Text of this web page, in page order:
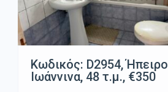
Κωδικός: D2954,
Ιωάννινα, 48 τ.μ., €350